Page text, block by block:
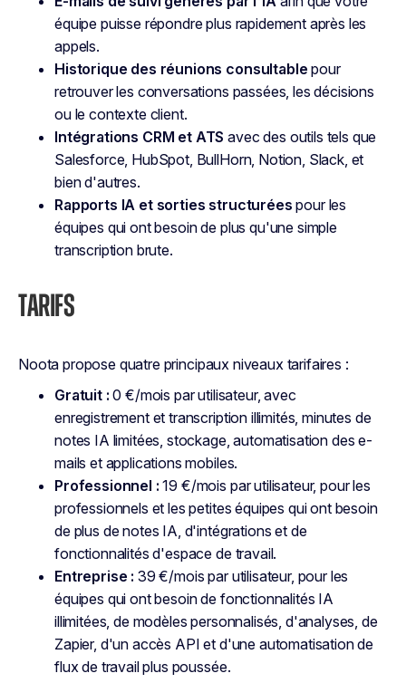
équipe puisse répondre plus rapidement après les
appels.
Historique des réunions consultable pour
retrouver les conversations passées, les décisions
ou le contexte client.
Intégrations CRM et ATS avec des outils tels que
Salesforce, HubSpot, BullHorn, Notion, Slack, et
bien d'autres.
Rapports IA et sorties structurées pour les
équipes qui ont besoin de plus qu'une simple
transcription brute.
TARIFS
Noota propose quatre principaux niveaux tarifaires :
Gratuit : 0 €/mois par utilisateur, avec
enregistrement et transcription illimités, minutes de
notes IA limitées, stockage, automatisation des e-
mails et applications mobiles.
Professionnel : 19 €/mois par utilisateur, pour les
professionnels et les petites équipes qui ont besoin
de plus de notes IA, d'intégrations et de
fonctionnalités d'espace de travail.
Entreprise : 39 €/mois par utilisateur, pour les
équipes qui ont besoin de fonctionnalités IA
illimitées, de modèles personnalisés, d'analyses, de
Zapier, d'un accès API et d'une automatisation de
flux de travail plus poussée.